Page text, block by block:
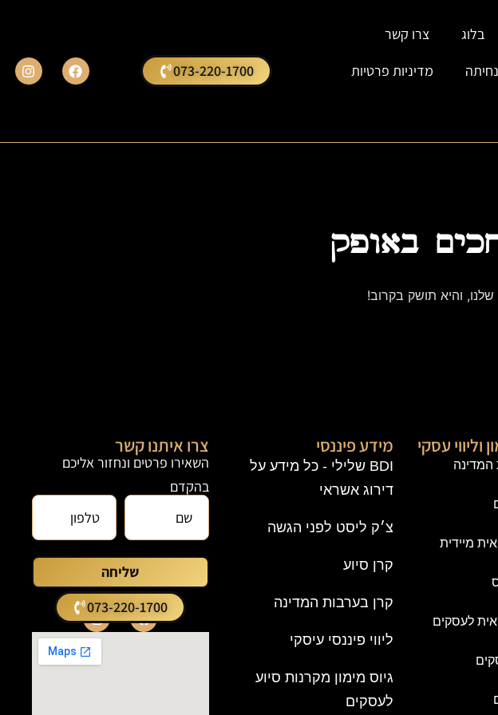
בלוג
צרו קשר
מדיניות פרטיות
073-220-1700
באופק
והיא תושק בקרוב!
וליווי עסקי
המדינה
מיידית
לעסקים
מידע פיננסי
BDI שלילי - כל מידע על
דירוג אשראי
צ׳ק ליסט לפני הגשה
קרן סיוע
קרן בערבות המדינה
ליווי פיננסי עיסקי
גיוס מימון מקרנות סיוע
לעסקים
צרו איתנו קשר
השאירו פרטים ונחזור אליכם
בהקדם
שליחה
073-220-1700